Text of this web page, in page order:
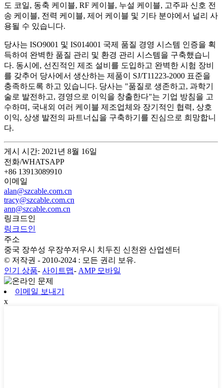
도 코일, 동축 케이블, RF 케이블, 누설 케이블, 고주파 신호 전
송 케이블, 전력 케이블, 제어 케이블 및 기타 분야에서 널리 사
용될 수 있습니다.
당사는 ISO9001 및 IS014001 국제 품질 경영 시스템 인증을 획
득하여 완벽한 품질 관리 및 환경 관리 시스템을 구축했습니
다. 동시에, 선진적인 제조 설비를 도입하고 완벽한 시험 장비
를 갖추어 당사에서 생산하는 제품이 SJ/T11223-2000 표준을
충족하도록 하고 있습니다. 당사는 "품질로 생존하고, 과학기
술로 발전하고, 경영으로 이익을 창출한다"는 기업 방침을 고
수하며, 국내외 여러 케이블 제조업체와 장기적인 협력, 상호
이익, 상생 발전의 파트너십을 구축하기를 진심으로 희망합니
다.
게시 시간: 2021년 8월 16일
전화/WHATSAPP
+86 13913089910
이메일
alan@szcable.com.cn
tracy@szcable.com.cn
ann@szcable.com.cn
링크드인
링크드인
주소
중국 장쑤성 우장쑤저우시 치두진 신천완 산업센터
© 저작권 - 2010-2024 : 모든 권리 보유.
인기 상품- 사이트맵- AMP 모바일
이메일 보내기
x